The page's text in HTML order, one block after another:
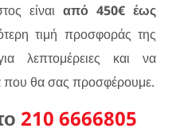
είναι από 450€ έως
τιμή προσφοράς της
λεπτομέρειες και να
που θα σας προσφέρουμε.
210 6666805